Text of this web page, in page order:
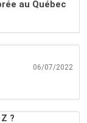
au Québec
06/07/2022